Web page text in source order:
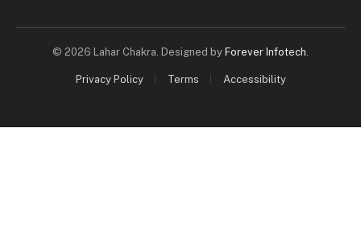
© 2026 Lahar Chakra. Designed by Forever Infotech
Privacy Policy Terms Accessibility